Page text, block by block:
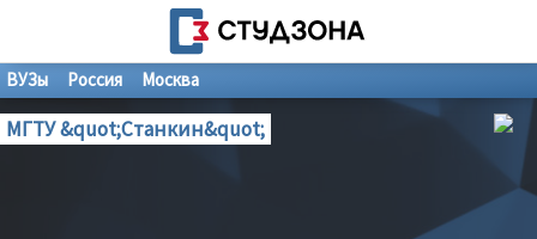
ВУЗы Россия Москва
МГТУ &quot;Станкин&quot;